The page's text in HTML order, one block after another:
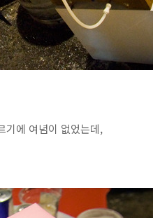
기에 여념이 없었는데,